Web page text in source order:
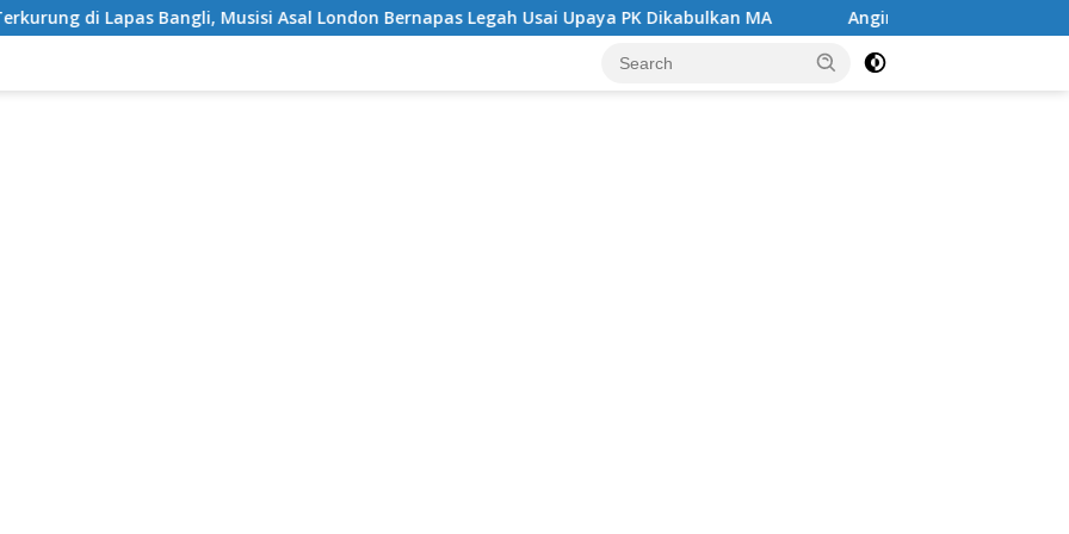
Musisi Asal London Bernapas Legah Usai Upaya PK Dikabulkan MA Angin Segar di Tengah Jeruji Besi ,MA